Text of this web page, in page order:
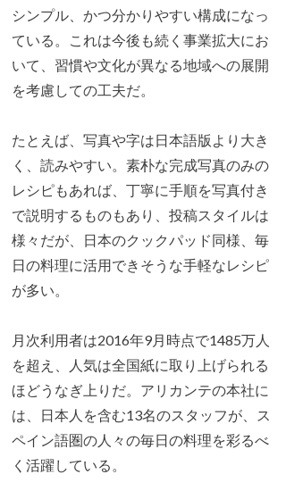
シンプル、かつ分かりやすい構成になっ
ている。これは今後も続く事業拡大にお
いて、習慣や文化が異なる地域への展開
を考慮しての工夫だ。
たとえば、写真や字は日本語版より大き
く、読みやすい。素朴な完成写真のみの
レシピもあれば、丁寧に手順を写真付き
で説明するものもあり、投稿スタイルは
様々だが、日本のクックパッド同様、毎
日の料理に活用できそうな手軽なレシピ
が多い。
月次利用者は2016年9月時点で1485万人
を超え、人気は全国紙に取り上げられる
ほどうなぎ上りだ。アリカンテの本社に
は、日本人を含む13名のスタッフが、ス
ペイン語圏の人々の毎日の料理を彩るべ
く活躍している。